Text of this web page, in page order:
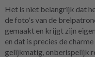
Het is niet belangrijk dat
de foto's van de
gemaakt en krijgt zijn
en dat is precies de
gelijkmatig, onberispelijk